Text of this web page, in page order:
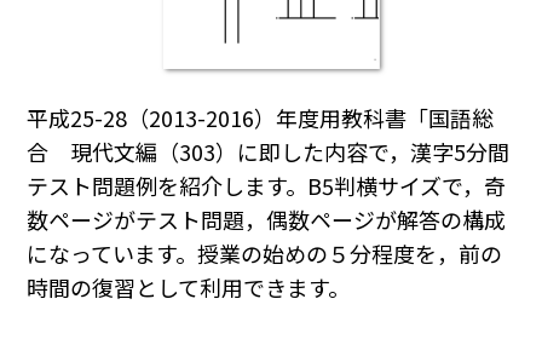
平成25-28（2013-2016）年度用教科書「国語総
合 現代文編（303）に即した内容で，漢字5分間
テスト問題例を紹介します。B5判横サイズで，奇
数ページがテスト問題，偶数ページが解答の構成
になっています。授業の始めの５分程度を，前の
時間の復習として利用できます。